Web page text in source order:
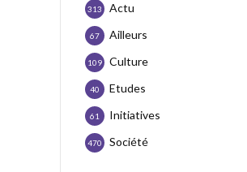
Actu
313
Ailleurs
67
Culture
109
Etudes
40
Initiatives
61
Société
470